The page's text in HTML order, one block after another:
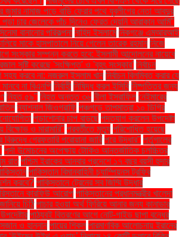
নামাজ পড়ে বাড়ি ফেরার পথে যুবলীগের নেতা আবদুর
পড়া চার জেলেকে পাঁচ দিনেও ফেরত দেয়নি আরাকান আর্মি"
বানানোর পরিকল্পনা নাহিদ ইসলামে নিকগঞ্জে এমআরআই
মাকে হাসপাতালে নিয়ে গেলেন তারেক রহমান নিজে
সংস্কার সম্পন্ন করতে হবে: ইসলামী আন্দোলনের নায়েবে
সৃষ্টি করেছে 'সংক্ষিপ্ত' ও 'বৃহৎ সংস্কার' নির্বাচন
সহ্য করবে না: নজরুল ইসলাম খান নির্বাচন বিলম্বিত করার যে
মানবে না বিএনপি নির্বাহী নিষিদ্ধ করল ইসিবি নিষ্পত্তির জন্য
নিহত ৫৯" নিহত অন্তত ৩৬ নীলা ইসরাফিল নেইমারের
ন্যাশনাল জিওগ্রাফি পঞ্চগড়ে তাপমাত্রা ১০ ডিগ্রি
পড়াশোনার চাপ বাড়ছে পদত্যাগ করলেন উপদেষ্টা
বিক্ষোভ ও মারামারি" পরবর্তীতে মৃত্যু পরিশোধিত হয়েছে
বিরুদ্ধে গ্রেফতারি পরোয়ানা জারি পরে উদ্ধার" পর্তুগালের
পর্দা উন্মোচনের অপেক্ষায় টোকিও আন্তর্জাতিক চলচ্চিত্র
রাত পশ্চিম ইরাকের আনবার প্রদেশে ১৭ বছর বয়সী হুদার
পাকিস্তান বিমানবাহিনী চ্যাম্পিয়নস ট্রফির
করবে? পাকিস্তানে ট্রেনের সব জিম্মি উদ্ধার
কারফিউ আরোপ পাকিস্তানের প্রধানমন্ত্রীর খালেদা
চিঠি পাচার হওয়া অর্থ ফিরিয়ে আনার জন্য কানাডার
পাঠ্যবই বিতরণের আগে নোট-গাইড ছাপা বন্ধের
ও হান্নান পায়ের শিকল পারমাণবিক আলোচনায় ইরানের